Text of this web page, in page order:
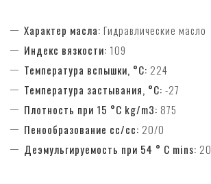
Характер масла: Гидравлические масло
Индекс вязкости: 109
Температура вспышки, °C: 224
Температура застывания, °C: -27
Плотность при 15 °C kg/m3: 875
Пенообразование cc/cc: 20/0
Деэмульгируемость при 54 ° С mins: 20